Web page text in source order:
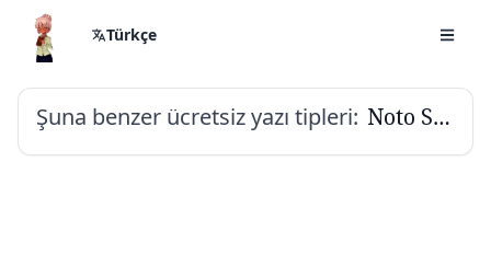
Türkçe
Şuna benzer ücretsiz yazı tipleri: Noto Serif Khojki